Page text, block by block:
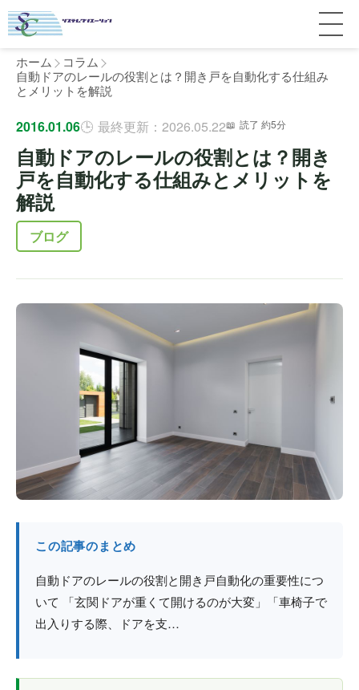
サービス紹介
料金
補助金
よくある質問
個人宅
マンション
介護・医療施設
ホテル
工場・倉庫
防火戸
全国対応について
東京
群馬
施工事例
完全ガイド
製品比較
用語集
コラム
最新情報
個人のお客様へ
法人のお客様へ
ホーム
コラム
自動ドアのレールの役割とは？開き戸を自動化する仕組み
とメリットを解説
2016.01.06 最終更新：2026.05.22 読了 約5分
自動ドアのレールの役割とは？開き
戸を自動化する仕組みとメリットを
解説
ブログ
この記事のまとめ
自動ドアのレールの役割と開き戸自動化の重要性につ
いて 「玄関ドアが重くて開けるのが大変」「車椅子で
出入りする際、ドアを支…